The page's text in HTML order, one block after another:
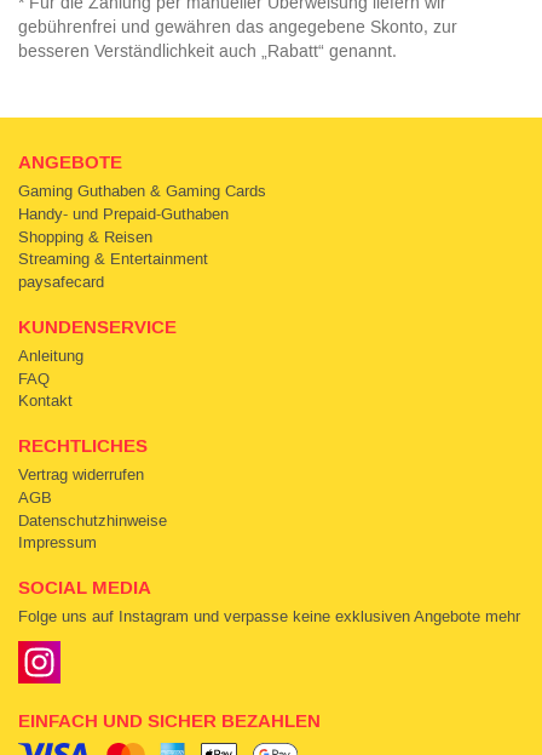
gebührenfrei und gewähren das angegebene Skonto, zur
besseren Verständlichkeit auch „Rabatt“ genannt.
ANGEBOTE
Gaming Guthaben & Gaming Cards
Handy- und Prepaid-Guthaben
Shopping & Reisen
Streaming & Entertainment
paysafecard
KUNDENSERVICE
Anleitung
FAQ
Kontakt
RECHTLICHES
Vertrag widerrufen
AGB
Datenschutzhinweise
Impressum
SOCIAL MEDIA
Folge uns auf Instagram und verpasse keine exklusiven Angebote mehr
EINFACH UND SICHER BEZAHLEN